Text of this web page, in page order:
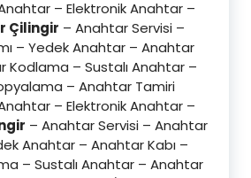
– Elektronik Anahtar –
Çilingir – Anahtar Servisi –
– Yedek Anahtar – Anahtar
Kodlama – Sustalı Anahtar –
– Anahtar Tamiri
– Elektronik Anahtar –
– Anahtar Servisi – Anahtar
Anahtar – Anahtar Kabı –
– Sustalı Anahtar – Anahtar